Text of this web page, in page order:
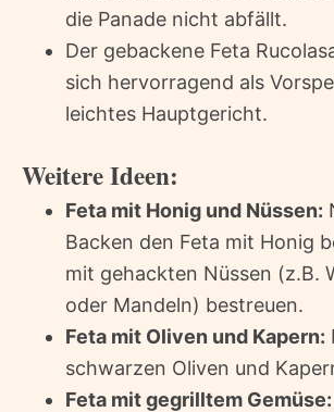
die Panade nicht abfällt.
Der gebackene Feta
sich hervorragend als
leichtes Hauptgericht.
Weitere Ideen:
Feta mit Honig und Nüssen:
Backen den Feta mit Honig
mit gehackten Nüssen (z.B.
oder Mandeln) bestreuen.
Feta mit Oliven und Kapern:
schwarzen Oliven und
Feta mit gegrilltem Gemüse: